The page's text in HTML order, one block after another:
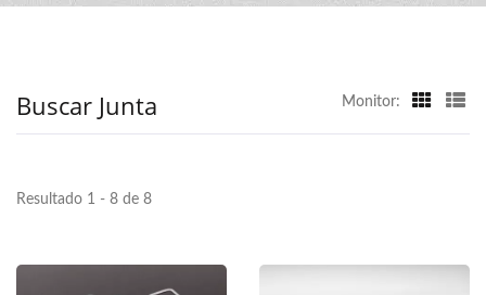
Buscar Junta Monitor:
Resultado 1 - 8 de 8